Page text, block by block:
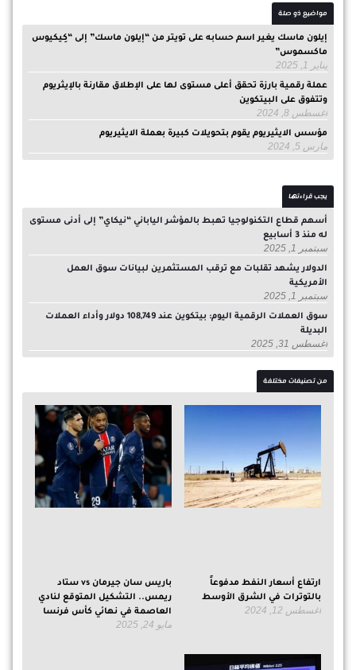
مواضيع ذو صلة
إيلون ماسك يغير اسم حسابه على تويتر من “إيلون ماسك” إلى “كِيكيوس
ماكسموس”
يناير 1, 2025
عملة رقمية بارزة تحقق أعلى مستوى لها على الإطلاق مقارنة بالإيثريوم
وتتفوق على البيتكوين
أغسطس 8, 2024
مؤسس الايثيريوم يقوم بتحويلات كبيرة بعملة الايثيريوم
مارس 5, 2024
يجب قراءتها
أسهم قطاع التكنولوجيا تهبط بالمؤشر الياباني “نيكاي” إلى أدنى مستوى
له منذ 3 أسابيع
سبتمبر 1, 2025
الدولار يشهد تقلبات مع ترقب المستثمرين لبيانات سوق العمل
الأمريكية
سبتمبر 1, 2025
سوق العملات الرقمية اليوم: بيتكوين عند 108,749 دولار وأداء العملات
البديلة
أغسطس 31, 2025
من تصنيفات مختلفة
ارتفاع أسعار النفط مدفوعاً
بالتوترات في الشرق الأوسط
أغسطس 12, 2024
باريس سان جيرمان vs ستاد
ريمس.. التشكيل المتوقع لنادي
العاصمة في نهائي كأس فرنسا
مايو 24, 2025